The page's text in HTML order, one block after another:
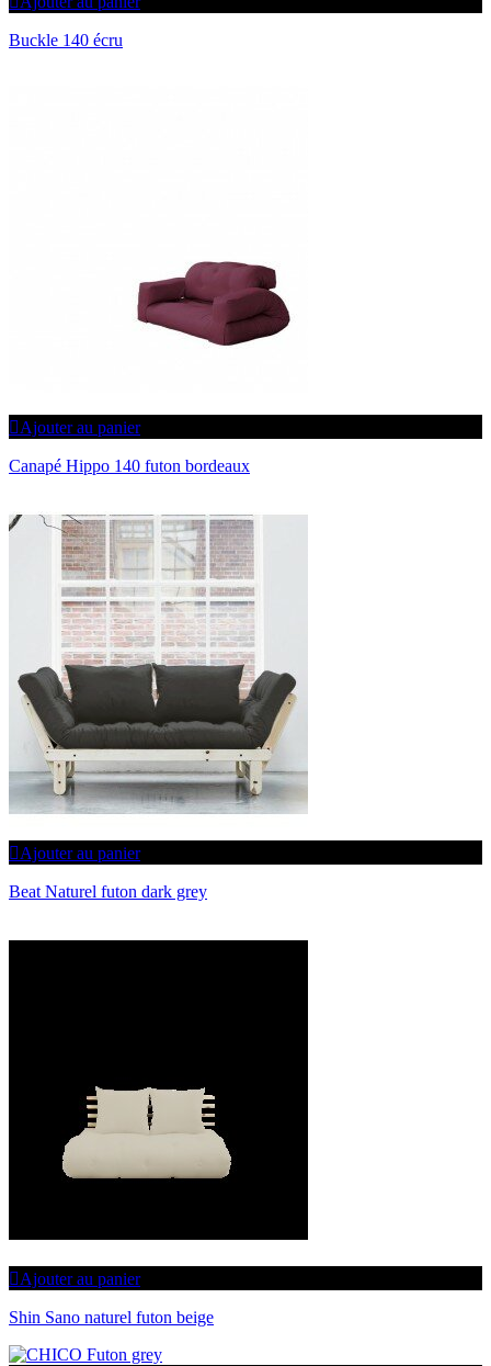
Buckle 140 écru
Ajouter au panier
Canapé Hippo 140 futon bordeaux
Ajouter au panier
Beat Naturel futon dark grey
Ajouter au panier
Shin Sano naturel futon beige